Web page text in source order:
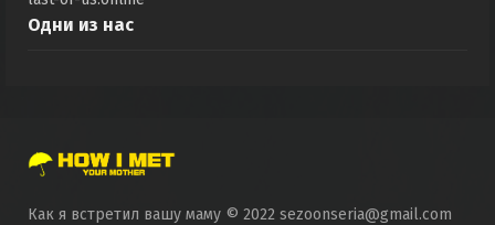
Одни из нас
Как я встретил вашу маму © 2022 sezoonseria@gmail.com